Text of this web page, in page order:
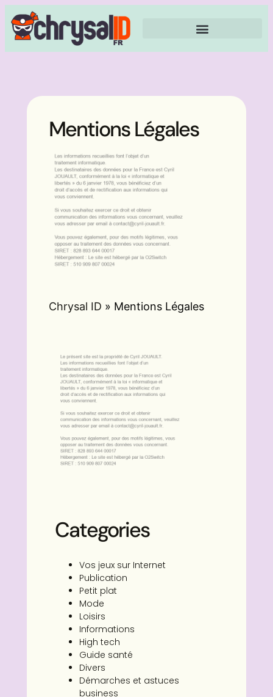
Mentions Légales
Chrysal ID » Mentions Légales
Categories
Vos jeux sur Internet
Publication
Petit plat
Mode
Loisirs
Informations
High tech
Guide santé
Divers
Démarches et astuces
business